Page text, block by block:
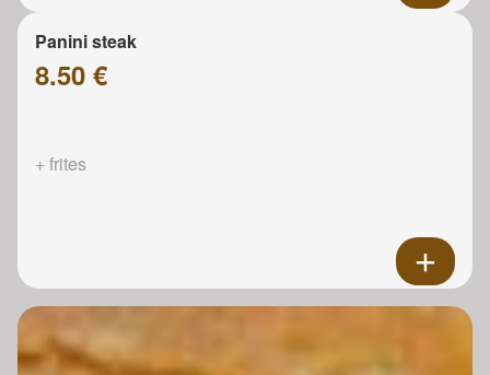
Panini steak
8.50 €
+ frites